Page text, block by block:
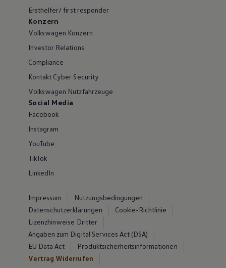
Ersthelfer/ first responder
Konzern
Volkswagen Konzern
Investor Relations
Compliance
Kontakt Cyber Security
Volkswagen Nutzfahrzeuge
Social Media
Facebook
Instagram
YouTube
TikTok
LinkedIn
Impressum
Nutzungsbedingungen
Datenschutzerklärungen
Cookie-Richtlinie
Lizenzhinweise Dritter
Angaben zum Digital Services Act (DSA)
EU Data Act
Produktsicherheitsinformationen
Vertrag Widerrufen